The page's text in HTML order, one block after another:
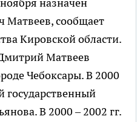
назначен
Матвеев, сообщает
Кировской области.
Матвеев
Чебоксары. В 2000
государственный
В 2000 – 2002 гг.